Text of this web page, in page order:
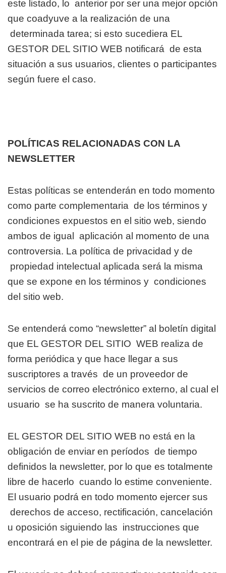
este listado, lo anterior por ser una mejor opción
que coadyuve a la realización de una
determinada tarea; si esto sucediera EL
GESTOR DEL SITIO WEB notificará de esta
situación a sus usuarios, clientes o participantes
según fuere el caso.
POLÍTICAS RELACIONADAS CON LA
NEWSLETTER
Estas políticas se entenderán en todo momento
como parte complementaria de los términos y
condiciones expuestos en el sitio web, siendo
ambos de igual aplicación al momento de una
controversia. La política de privacidad y de
propiedad intelectual aplicada será la misma
que se expone en los términos y condiciones
del sitio web.
Se entenderá como “newsletter” al boletín digital
que EL GESTOR DEL SITIO WEB realiza de
forma periódica y que hace llegar a sus
suscriptores a través de un proveedor de
servicios de correo electrónico externo, al cual el
usuario se ha suscrito de manera voluntaria.
EL GESTOR DEL SITIO WEB no está en la
obligación de enviar en períodos de tiempo
definidos la newsletter, por lo que es totalmente
libre de hacerlo cuando lo estime conveniente.
El usuario podrá en todo momento ejercer sus
derechos de acceso, rectificación, cancelación
u oposición siguiendo las instrucciones que
encontrará en el pie de página de la newsletter.